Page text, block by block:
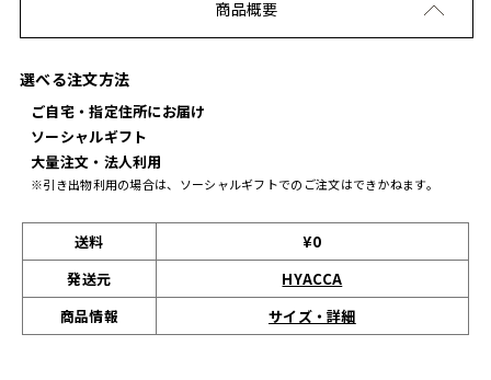
商品概要
選べる注文方法
ご自宅・指定住所にお届け
ソーシャルギフト
大量注文・法人利用
※引き出物利用の場合は、ソーシャルギフトでのご注文はできかねます。
送料
¥0
発送元
HYACCA
商品情報
サイズ・詳細